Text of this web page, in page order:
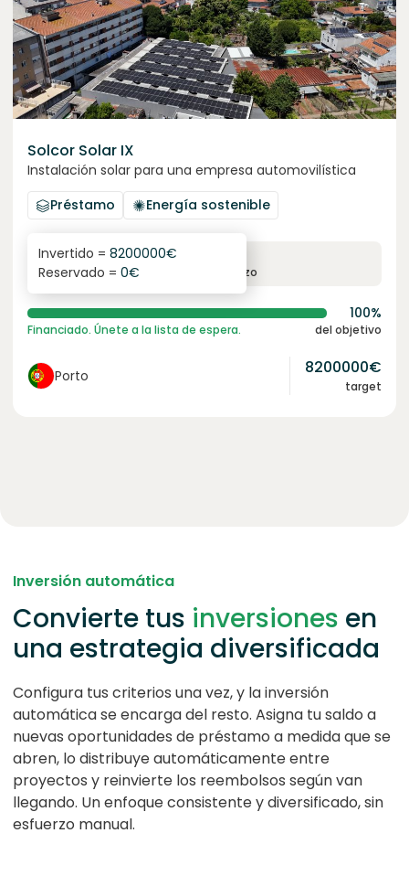
Solcor Solar IX
Instalación solar para una empresa automovilística
Préstamo
Energía sostenible
6.1%
interés anual plazo
Invertido = 8200000€
Reservado = 0€
100%
Financiado. Únete a la lista de espera. del objetivo
Porto 8200000€
target
Inversión automática
Convierte tus inversiones en
una estrategia diversificada
Configura tus criterios una vez, y la inversión
automática se encarga del resto. Asigna tu saldo a
nuevas oportunidades de préstamo a medida que se
abren, lo distribuye automáticamente entre
proyectos y reinvierte los reembolsos según van
llegando. Un enfoque consistente y diversificado, sin
esfuerzo manual.